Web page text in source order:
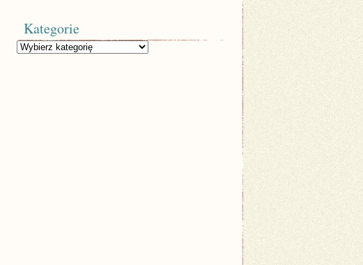
Kategorie
Kategorie